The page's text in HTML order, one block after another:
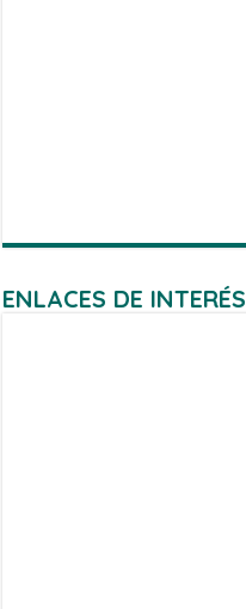
ENLACES DE INTERÉS